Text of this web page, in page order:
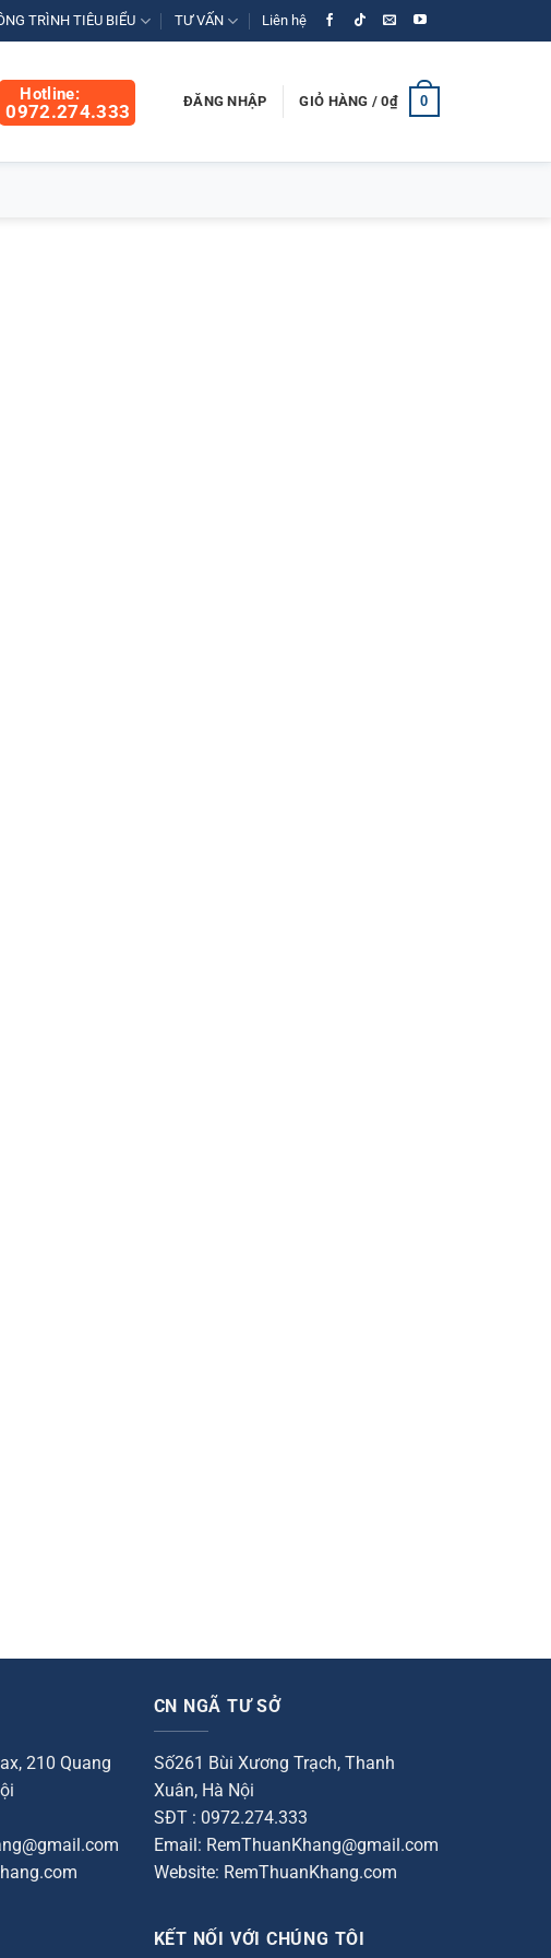
TRÌNH TIÊU BIỂU TƯ VẤN Liên hệ
Hotline:
0972.274.333 ĐĂNG NHẬP GIỎ HÀNG /0₫ 0
210 Quang
CN NGÃ TƯ SỞ
Số261 Bùi Xương Trạch, Thanh
Xuân, Hà Nội
SĐT : 0972.274.333
Email: RemThuanKhang@gmail.com
Website: RemThuanKhang.com
KẾT NỐI VỚI CHÚNG TÔI